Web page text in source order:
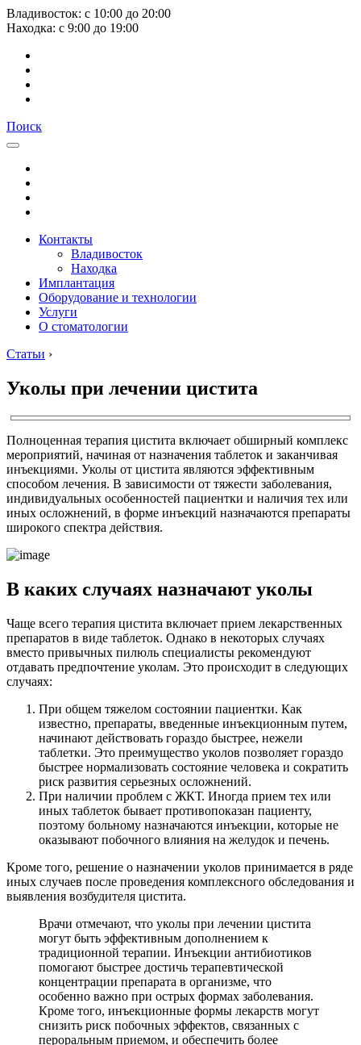
Владивосток: с 10:00 до 20:00
Находка: с 9:00 до 19:00
Поиск
Контакты
Владивосток
Находка
Имплантация
Оборудование и технологии
Услуги
О стоматологии
Статьи ›
Уколы при лечении цистита
Полноценная терапия цистита включает обширный комплекс
мероприятий, начиная от назначения таблеток и заканчивая
инъекциями. Уколы от цистита являются эффективным
способом лечения. В зависимости от тяжести заболевания,
индивидуальных особенностей пациентки и наличия тех или
иных осложнений, в форме инъекций назначаются препараты
широкого спектра действия.
В каких случаях назначают уколы
Чаще всего терапия цистита включает прием лекарственных
препаратов в виде таблеток. Однако в некоторых случаях
вместо привычных пилюль специалисты рекомендуют
отдавать предпочтение уколам. Это происходит в следующих
случаях:
При общем тяжелом состоянии пациентки. Как
известно, препараты, введенные инъекционным путем,
начинают действовать гораздо быстрее, нежели
таблетки. Это преимущество уколов позволяет гораздо
быстрее нормализовать состояние человека и сократить
риск развития серьезных осложнений.
При наличии проблем с ЖКТ. Иногда прием тех или
иных таблеток бывает противопоказан пациенту,
поэтому больному назначаются инъекции, которые не
оказывают побочного влияния на желудок и печень.
Кроме того, решение о назначении уколов принимается в ряде
иных случаев после проведения комплексного обследования и
выявления возбудителя цистита.
Врачи отмечают, что уколы при лечении цистита
могут быть эффективным дополнением к
традиционной терапии. Инъекции антибиотиков
помогают быстрее достичь терапевтической
концентрации препарата в организме, что
особенно важно при острых формах заболевания.
Кроме того, инъекционные формы лекарств могут
снизить риск побочных эффектов, связанных с
пероральным приемом, и обеспечить более